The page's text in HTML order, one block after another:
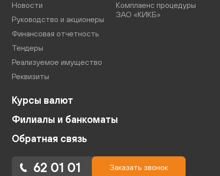
Новости
Руководство и акционеры
Финансовая отчетность
Тендеры
Реализуемое имущество
Реквизиты
Комплаенс процедуры
ЗАО «КИКБ»
Курсы валют
Филиалы и банкоматы
Обратная связь
62 01 01 Заказать звонок